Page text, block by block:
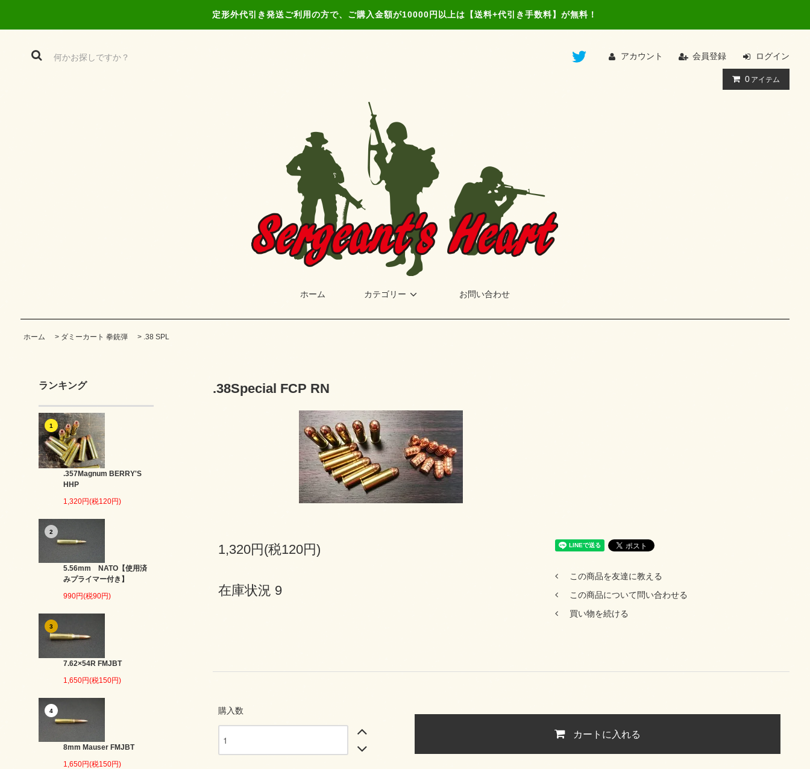
定形外代引き発送ご利用の方で、ご購入金額が10000円以上は【送料+代引き手数料】が無料！
アカウント 会員登録 ログイン
0 アイテム
ホーム カテゴリー お問い合わせ
ホーム > ダミーカート 拳銃弾 > .38 SPL
ランキング
1
.357Magnum BERRY'S
HHP
1,320円(税120円)
2
5.56mm NATO【使用済
みプライマー付き】
990円(税90円)
3
7.62×54R FMJBT
1,650円(税150円)
4
8mm Mauser FMJBT
1,650円(税150円)
.38Special FCP RN
1,320円(税120円)
在庫状況 9
この商品を友達に教える
この商品について問い合わせる
買い物を続ける
購入数
カートに入れる